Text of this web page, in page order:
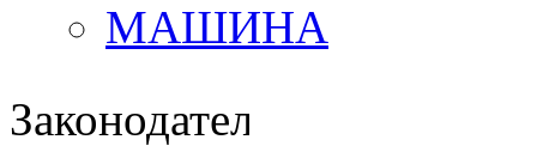
МАШИНА
Законодательство